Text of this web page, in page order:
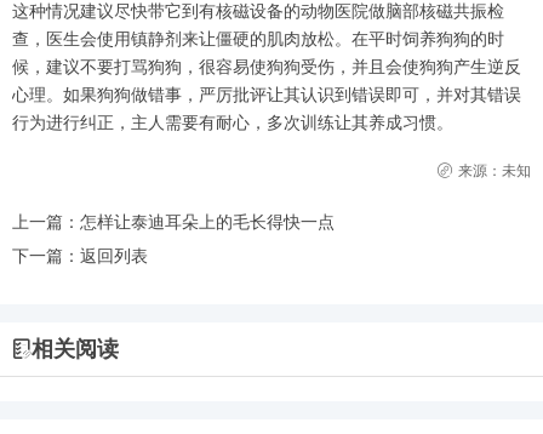
这种情况建议尽快带它到有核磁设备的动物医院做脑部核磁共振检
查，医生会使用镇静剂来让僵硬的肌肉放松。在平时饲养狗狗的时
候，建议不要打骂狗狗，很容易使狗狗受伤，并且会使狗狗产生逆反
心理。如果狗狗做错事，严厉批评让其认识到错误即可，并对其错误
行为进行纠正，主人需要有耐心，多次训练让其养成习惯。
来源：未知
上一篇： 怎样让泰迪耳朵上的毛长得快一点
下一篇： 返回列表
相关阅读